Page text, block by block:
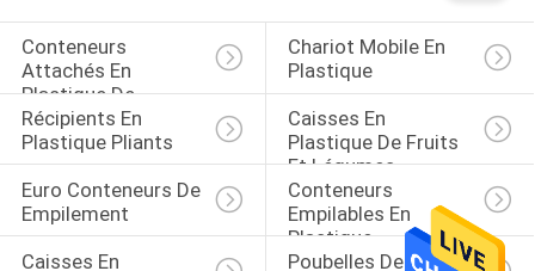
Conteneurs
Attachés En
Plastique De
Couvercle
Chariot Mobile En
Plastique
Récipients En
Plastique Pliants
Caisses En
Plastique De Fruits
Et Légumes
Euro Conteneurs De
Empilement
Conteneurs
Empilables En
Plastique
Caisses En
Poubelles De